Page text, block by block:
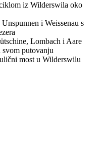
iz Wilderswila oko
i Weissenau s
Lombach i Aare
putovanju
most u Wilderswilu